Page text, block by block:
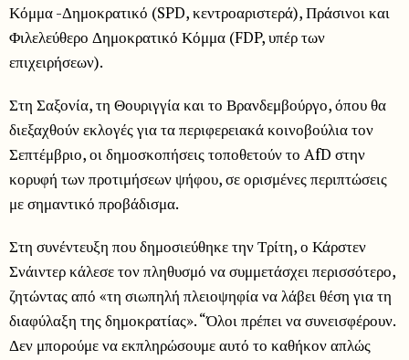
Κόμμα -Δημοκρατικό (SPD, κεντροαριστερά), Πράσινοι και
Φιλελεύθερο Δημοκρατικό Κόμμα (FDP, υπέρ των
επιχειρήσεων).
Στη Σαξονία, τη Θουριγγία και το Βρανδεμβούργο, όπου θα
διεξαχθούν εκλογές για τα περιφερειακά κοινοβούλια τον
Σεπτέμβριο, οι δημοσκοπήσεις τοποθετούν το AfD στην
κορυφή των προτιμήσεων ψήφου, σε ορισμένες περιπτώσεις
με σημαντικό προβάδισμα.
Στη συνέντευξη που δημοσιεύθηκε την Τρίτη, ο Κάρστεν
Σνάιντερ κάλεσε τον πληθυσμό να συμμετάσχει περισσότερο,
ζητώντας από «τη σιωπηλή πλειοψηφία να λάβει θέση για τη
διαφύλαξη της δημοκρατίας». “Όλοι πρέπει να συνεισφέρουν.
Δεν μπορούμε να εκπληρώσουμε αυτό το καθήκον απλώς